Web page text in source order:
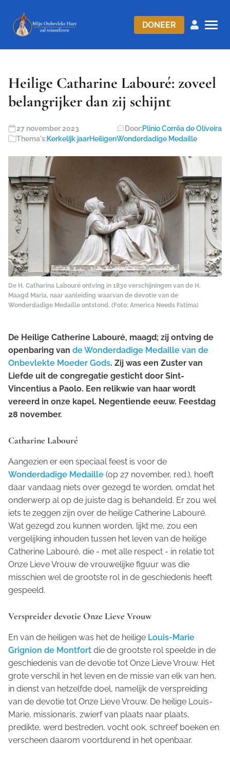
DONEER
Heilige Catharine Labouré: zoveel
belangrijker dan zij schijnt
27 november 2023 Door:Plinio Corrêa de Oliveira
Thema's:Kerkelijk jaarHeiligenWonderdadige Medaille
De H. Catharina Labouré ontving in 1830 verschijningen van de H.
Maagd Maria, naar aanleiding waarvan de devotie van de
Wonderdadige Medaille ontstond. (Foto: America Needs Fatima)
De Heilige Catherine Labouré, maagd; zij ontving de
openbaring van de Wonderdadige Medaille van de
Onbevlekte Moeder Gods. Zij was een Zuster van
Liefde uit de congregatie gesticht door Sint-
Vincentius a Paolo. Een relikwie van haar wordt
vereerd in onze kapel. Negentiende eeuw. Feestdag
28 november.
Catharine Labouré
Aangezien er een speciaal feest is voor de
Wonderdadige Medaille (op 27 november, red.), hoeft
daar vandaag niets over gezegd te worden, omdat het
onderwerp al op de juiste dag is behandeld. Er zou wel
iets te zeggen zijn over de heilige Catherine Labouré.
Wat gezegd zou kunnen worden, lijkt me, zou een
vergelijking inhouden tussen het leven van de heilige
Catherine Labouré, die - met alle respect - in relatie tot
Onze Lieve Vrouw de vrouwelijke figuur was die
misschien wel de grootste rol in de geschiedenis heeft
gespeeld.
Verspreider devotie Onze Lieve Vrouw
En van de heiligen was het de heilige Louis-Marie
Grignion de Montfort die de grootste rol speelde in de
geschiedenis van de devotie tot Onze Lieve Vrouw. Het
grote verschil in het leven en de missie van elk van hen,
in dienst van hetzelfde doel, namelijk de verspreiding
van de devotie tot Onze Lieve Vrouw. De heilige Louis-
Marie, missionaris, zwierf van plaats naar plaats,
predikte, werd bestreden, vocht ook, schreef boeken en
verscheen daarom voortdurend in het openbaar.